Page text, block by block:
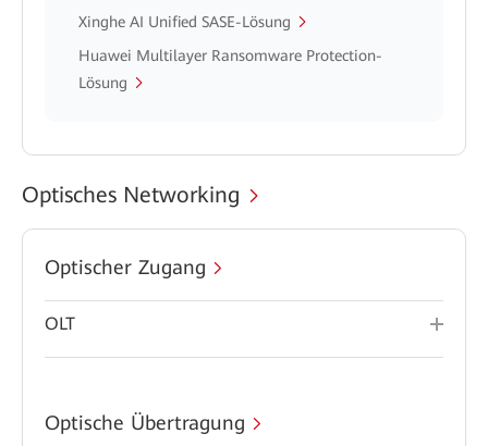
Xinghe AI Unified SASE-Lösung
Huawei Multilayer Ransomware Protection-
Lösung
Optisches Networking
Optischer Zugang
OLT
Optische Übertragung